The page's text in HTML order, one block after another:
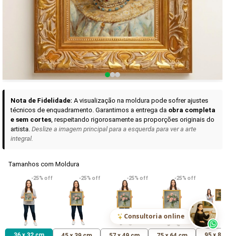
QUALIDADE DE MUSEU GARANTIA ETERNA
Curadoria das Campanhas
A seleção de obras-primas apresentadas em nossos vídeos nas redes
sociais, reunidas aqui para sua apreciação.
VER DETALHES
Madona de Loreto
R$ 538,42
VER DETALHES
Narciso- caravaggio
R$ 365,92
VER
Maria
uma Rosa
R$ 365,92
Consultoria online
Nota de Fidelidade: A visualização na moldura pode sofrer ajustes
técnicos de enquadramento. Garantimos a entrega da obra completa
e sem cortes, respeitando rigorosamente as proporções originais do
artista. Deslize a imagem principal para a esquerda para ver a arte
integral.
Tamanhos com Moldura
-25% off -25% off -25% off -25% off